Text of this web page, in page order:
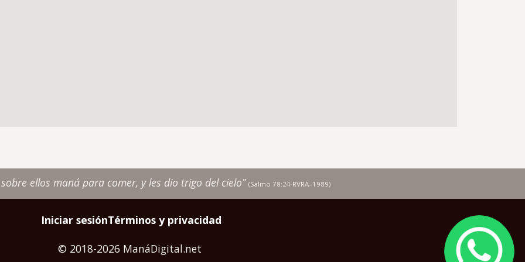
Image
ellos maná para comer, y les dio trigo del cielo” (Salmo 78:24 RVRA–1989)
Iniciar sesiónTérminos y privacidad
© 2018-2026 ManáDigital.net